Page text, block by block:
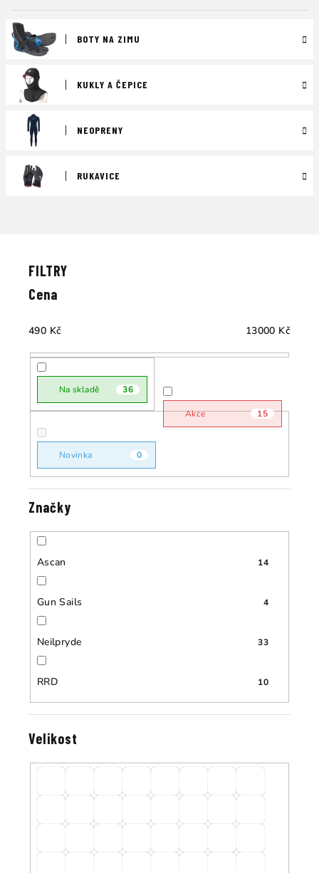
BOTY NA ZIMU
KUKLY A ČEPICE
NEOPRENY
RUKAVICE
r
d
u
ů
Cena
490 Kč 13000 Kč
Na skladě 36
Akce 15
Novinka 0
Značky
Ascan 14
Gun Sails 4
Neilpryde 33
RRD 10
Velikost